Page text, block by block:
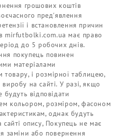
грошових коштів
пред'явлення
і встановлення причин
mirfutbolki.com.ua має право
до 5 робочих днів.
покупець повинен
матеріалами
і розмірної таблицею,
на сайті. У разі, якщо
будуть відповідати
кольором, розміром, фасоном
однак будуть
сайті опису, Покупець не має
заміни або повернення